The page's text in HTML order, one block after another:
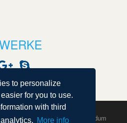
to personalize
for you to use.
with third
More info
|Sitemap| Powered by Agendum